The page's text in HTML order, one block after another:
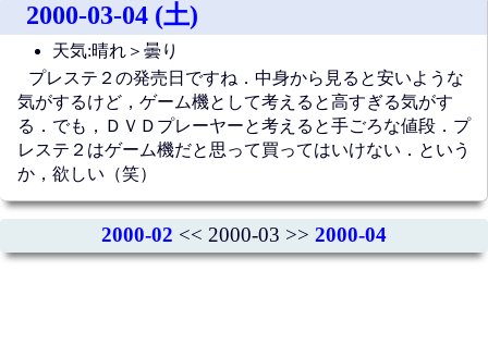
2000-03-04 (土)
天気:晴れ＞曇り
プレステ２の発売日ですね．中身から見ると安いような
気がするけど，ゲーム機として考えると高すぎる気がす
る．でも，ＤＶＤプレーヤーと考えると手ごろな値段．プ
レステ２はゲーム機だと思って買ってはいけない．という
か，欲しい（笑）
2000-02 << 2000-03 >> 2000-04